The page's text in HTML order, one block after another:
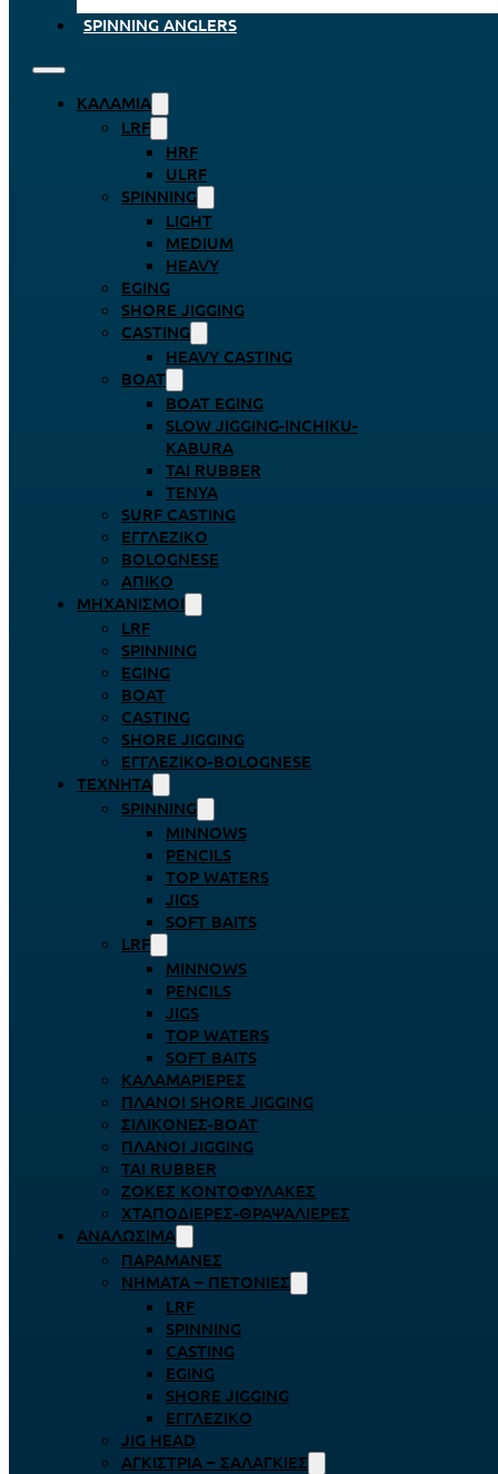
SPINNING ANGLERS
ΚΑΛΆΜΙΑ
LRF
HRF
ULRF
SPINNING
LIGHT
MEDIUM
HEAVY
EGING
SHORE JIGGING
CASTING
HEAVY CASTING
BOAT
BOAT EGING
SLOW JIGGING-INCHIKU-
KABURA
TAI RUBBER
TENYA
SURF CASTING
ΕΓΓΛΈΖΙΚΟ
BOLOGNESE
ΑΠΊΚΟ
ΜΗΧΑΝΙΣΜΟΊ
LRF
SPINNING
EGING
BOAT
CASTING
SHORE JIGGING
ΕΓΓΛΈΖΙΚΟ-BOLOGNESE
ΤΕΧΝΗΤΆ
SPINNING
MINNOWS
PENCILS
TOP WATERS
JIGS
SOFT BAITS
LRF
MINNOWS
PENCILS
JIGS
TOP WATERS
SOFT BAITS
ΚΑΛΑΜΑΡΙΈΡΕΣ
ΠΛΆΝΟΙ SHORE JIGGING
ΣΙΛΙΚΌΝΕΣ-BOAT
ΠΛΆΝΟΙ JIGGING
TAI RUBBER
ΖΌΚΕΣ ΚΟΝΤΟΦΎΛΑΚΕΣ
ΧΤΑΠΟΔΙΈΡΕΣ-ΘΡΑΨΑΛΙΈΡΕΣ
ΑΝΑΛΏΣΙΜΑ
ΠΑΡΑΜΆΝΕΣ
ΝΉΜΑΤΑ – ΠΕΤΟΝΙΈΣ
LRF
SPINNING
CASTING
EGING
SHORE JIGGING
ΕΓΓΛΈΖΙΚΟ
JIG HEAD
ΑΓΚΊΣΤΡΙΑ – ΣΑΛΑΓΚΙΈΣ